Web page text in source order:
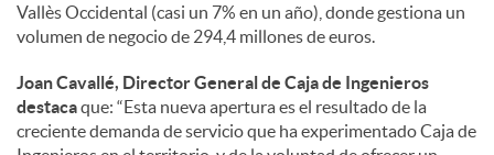
Vallès Occidental (casi un 7% en un año), donde gestiona un
volumen de negocio de 294,4 millones de euros.
Joan Cavallé, Director General de Caja de Ingenieros
destacaque: “Esta nueva apertura es el resultado de la
creciente demanda de servicio que ha experimentado Caja de